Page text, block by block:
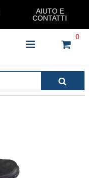
AIUTO E
CONTATTI
0